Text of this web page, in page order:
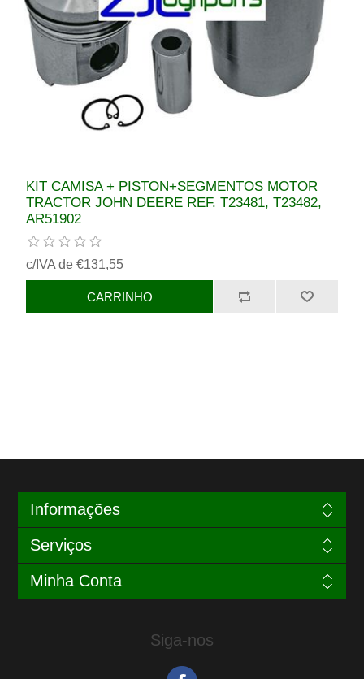
KIT CAMISA + PISTON+SEGMENTOS MOTOR
TRACTOR JOHN DEERE REF. T23481, T23482,
AR51902
c/IVA de €131,55
Informações
Serviços
Minha Conta
Siga-nos